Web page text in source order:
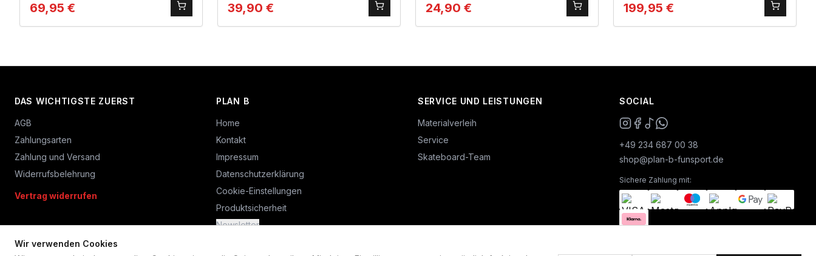
Wir verwenden Cookies
69,95 € 39,90 € 24,90 € 199,95 €
DAS WICHTIGSTE ZUERST
AGB
Zahlungsarten
Zahlung und Versand
Widerrufsbelehrung
Vertrag widerrufen
PLAN B
Home
Kontakt
Impressum
Datenschutzerklärung
Cookie-Einstellungen
Produktsicherheit
Newsletter
SERVICE UND LEISTUNGEN
Materialverleih
Service
Skateboard-Team
SOCIAL
+49 234 687 00 38
shop@plan-b-funsport.de
Sichere Zahlung mit: